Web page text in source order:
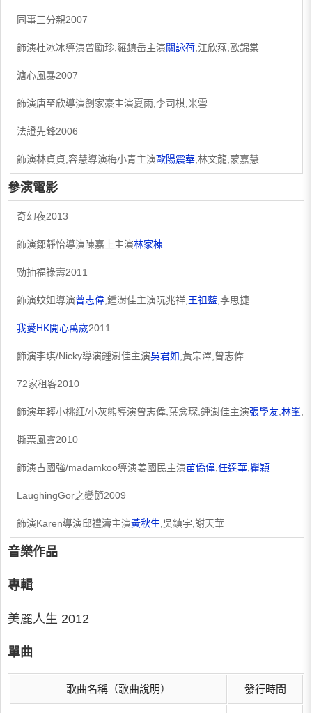
同事三分親2007
飾演杜冰冰導演曾勵珍,羅鎮岳主演關詠荷 ,江欣燕,歐錦棠
溏心風暴2007
飾演唐至欣導演劉家豪主演夏雨,李司棋,米雪
法證先鋒2006
飾演林貞貞,容慧導演梅小青主演歐陽震華 ,林文龍,蒙嘉慧
參演電影
奇幻夜2013
飾演鄒靜怡導演陳嘉上主演林家棟
勁抽福祿壽2011
飾演蚊姐導演曾志偉 ,鍾澍佳主演阮兆祥, 王祖藍 ,李思捷
我愛HK開心萬歲2011
飾演李琪/Nicky導演鍾澍佳主演吳君如 ,黃宗澤,曾志偉
72家租客2010
飾演年輕小桃紅/小灰熊導演曾志偉,葉念琛,鍾澍佳主演張學友 林峯
撕票風雲2010
飾演古國強/madamkoo導演姜國民主演苗僑偉 任達華 瞿穎
LaughingGor之變節2009
飾演Karen導演邱禮濤主演黃秋生 ,吳鎮宇,謝天華
音樂作品
專輯
美麗人生 2012
單曲
歌曲名稱（歌曲說明） 發行時間